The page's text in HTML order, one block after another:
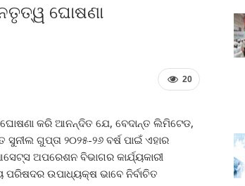
ଘୋଷଣା
20
କରି ଆନନ୍ଦିତ ଯେ, ବେଦାନ୍ତ ଲିମିଟେଡ,
ଗୁପ୍ତା ୨୦୨୫-୨୬ ବର୍ଷ ପାଇଁ ଏହାର
ଅପରେଶନ ବିଭାଗର କାର୍ଯ୍ୟକାରୀ
ଉପାଧ୍ୟକ୍ଷ ଭାବେ ନିର୍ବାଚିତ